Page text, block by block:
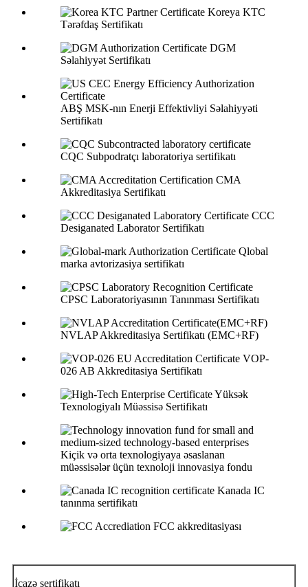
Koreya KTC
Tərəfdaş Sertifikatı
DGM
Səlahiyyət Sertifikatı
ABŞ MSK-nın Enerji Effektivliyi Səlahiyyəti
Sertifikatı
CQC Subpodratçı laboratoriya sertifikatı
CMA
Akkreditasiya Sertifikatı
CCC
Desiganated Laborator Sertifikatı
Qlobal
marka avtorizasiya sertifikatı
CPSC Laboratoriyasının Tanınması Sertifikatı
NVLAP Akkreditasiya Sertifikatı (EMC+RF)
VOP-
026 AB Akkreditasiya Sertifikatı
Yüksək
Texnologiyalı Müəssisə Sertifikatı
Kiçik və orta texnologiyaya əsaslanan
müəssisələr üçün texnoloji innovasiya fondu
Kanada IC
tanınma sertifikatı
FCC akkreditasiyası
İcazə sertifikatı